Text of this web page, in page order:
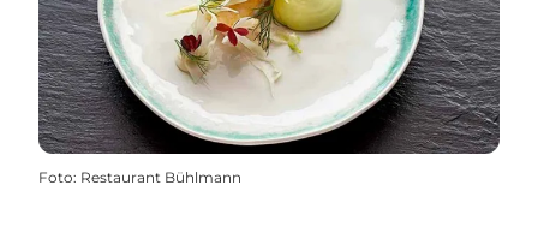
Foto: Restaurant Bühlmann